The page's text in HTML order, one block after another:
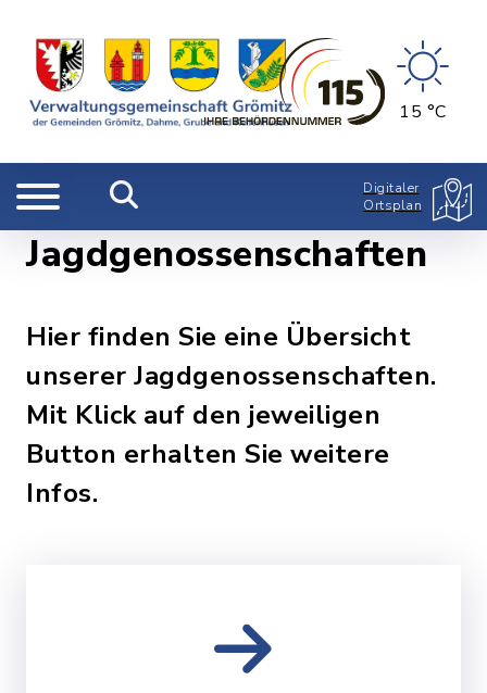
15 °C
Digitaler
Ortsplan
Jagdgenossenschaften
Hier finden Sie eine Übersicht
unserer Jagdgenossenschaften.
Mit Klick auf den jeweiligen
Button erhalten Sie weitere
Infos.